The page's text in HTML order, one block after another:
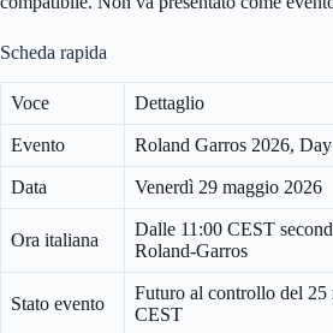
Scheda rapida
Voce Dettaglio
Evento Roland Garros 2026,
Data Venerdì 29 maggio 2026
Ora italiana
Dalle 11:00 CEST
Roland-Garros
Stato evento
Futuro al controllo del 25
CEST